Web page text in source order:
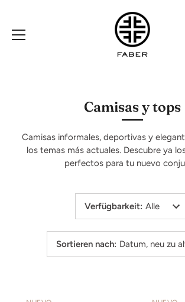
Camisas y tops
Camisas informales, deportivas y
los temas más actuales. Descubre ya
perfectos para tu nuevo
Verfügbarkeit: Alle
Sortieren nach: Datum, neu zu